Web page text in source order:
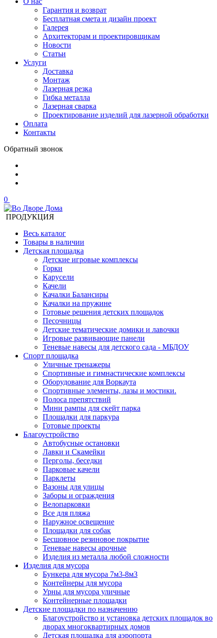
Гарантия и возврат
Бесплатная смета и дизайн проект
Галерея
Архитекторам и проектировщикам
Новости
Статьи
Услуги
Доставка
Монтаж
Лазерная резка
Гибка металла
Лазерная сварка
Проектирование изделий для лазерной обработки
Оплата
Контакты
Обратный звонок
0
ПРОДУКЦИЯ
Весь каталог
Товары в наличии
Детская площадка
Детские игровые комплексы
Горки
Карусели
Качели
Качалки Балансиры
Качалки на пружине
Готовые решения детских площадок
Песочницы
Детские тематические домики и лавочки
Игровые развивающие панели
Теневые навесы для детского сада - МБДОУ
Спорт площадка
Уличные тренажеры
Спортивные и гимнастические комплексы
Оборудование для Воркаута
Спортивные элементы, лазы и мостики.
Полоса препятствий
Мини рампы для скейт парка
Площадки для паркура
Готовые проекты
Благоустройство
Автобусные остановки
Лавки и Скамейки
Перголы, беседки
Парковые качели
Парклеты
Вазоны для улицы
Заборы и ограждения
Велопарковки
Все для пляжа
Наружное освещение
Площадки для собак
Бесшовное резиновое покрытие
Теневые навесы арочные
Изделия из металла любой сложности
Изделия для мусора
Бункера для мусора 7м3-8м3
Контейнеры для мусора
Урны для мусора уличные
Контейнерные площадки
Детские площадки по назначению
Благоустройство и установка детских площадок во
дворах многоквартирных домов
Детская площадка для аэропорта